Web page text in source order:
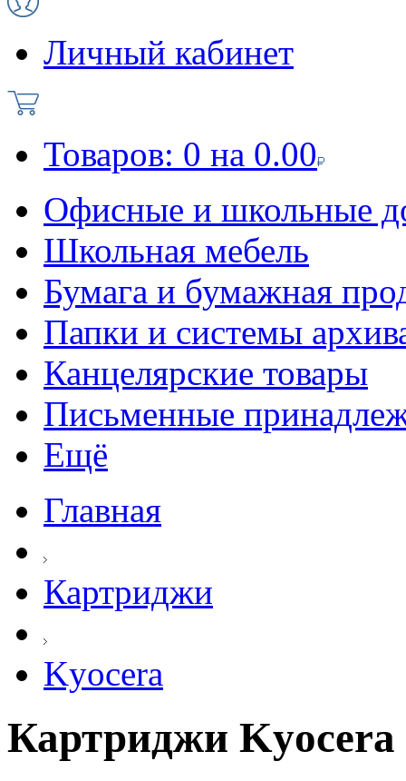
Личный кабинет
Товаров: 0 на 0.00
Офисные и школьные
Школьная мебель
Бумага и бумажная
Папки и системы
Канцелярские товары
Письменные
Ещё
Главная
Картриджи
Kyocera
Картриджи Kyocera